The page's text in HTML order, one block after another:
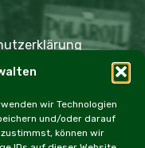
wir Technologien
und/oder darauf
können wir
Events